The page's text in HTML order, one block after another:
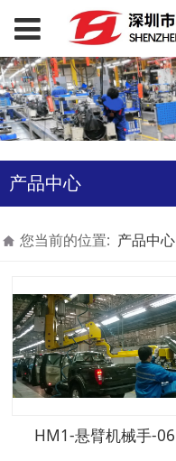
产品中心
您当前的位置: 产品中心
HM1-悬臂机械手-06